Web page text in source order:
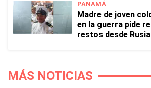
PANAMÁ
Madre de joven
en la guerra pide
restos desde Rusia
MÁS NOTICIAS